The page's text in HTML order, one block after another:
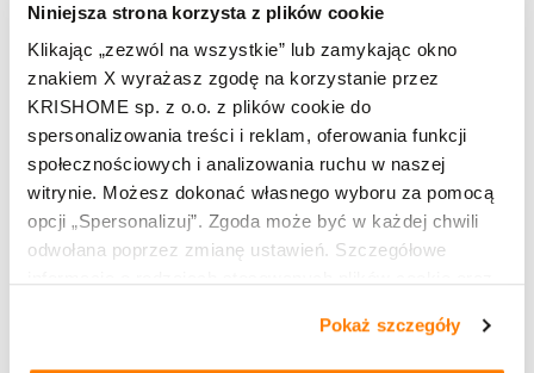
Niniejsza strona korzysta z plików cookie
Klikając „zezwól na wszystkie” lub zamykając okno
znakiem X wyrażasz zgodę na korzystanie przez
KRISHOME sp. z o.o. z plików cookie do
spersonalizowania treści i reklam, oferowania funkcji
społecznościowych i analizowania ruchu w naszej
witrynie. Możesz dokonać własnego wyboru za pomocą
opcji „Spersonalizuj”. Zgoda może być w każdej chwili
odwołana poprzez zmianę ustawień. Szczegółowe
tym, jak korzystasz z naszej witryny, znajdziesz w
Pokaż szczegóły
Poznaj naszemodele
Zobacz pełną ofertę naszych produktów dla Twojego
nowego domu.
Zobacz pozostałe